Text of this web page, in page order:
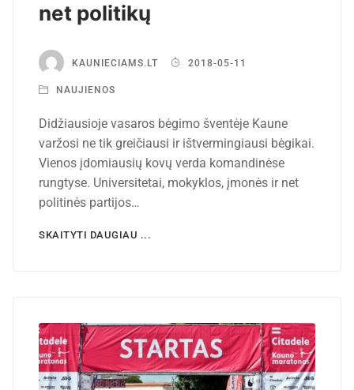
net politikų
KAUNIECIAMS.LT 2018-05-11
NAUJIENOS
Didžiausioje vasaros bėgimo šventėje Kaune
varžosi ne tik greičiausi ir ištvermingiausi bėgikai.
Vienos įdomiausių kovų verda komandinėse
rungtyse. Universitetai, mokyklos, įmonės ir net
politinės partijos…
SKAITYTI DAUGIAU ...